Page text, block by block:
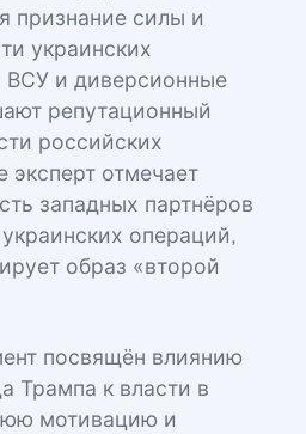
признание силы и
украинских
ВСУ и диверсионные
репутационный
российских
эксперт отмечает
западных партнёров
операций,
образ «второй
посвящён влиянию
Трампа к власти в
мотивацию и